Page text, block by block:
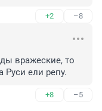
+2 –8
вражеские, то
ели репу.
+8 –5